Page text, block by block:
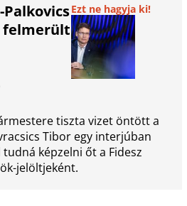
felmerült
Ezt ne hagyja ki!
tiszta vizet öntött a
Tibor egy interjúban
képzelni őt a Fidesz
jelöltjeként.